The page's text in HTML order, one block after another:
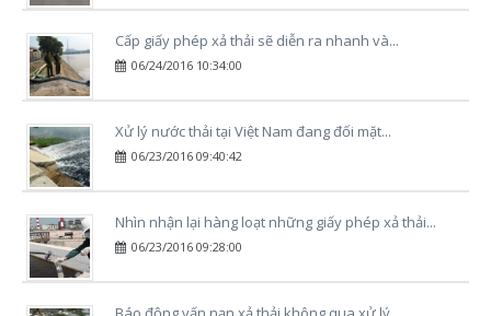
Cấp giấy phép xả thải sẽ diễn ra nhanh và...
06/24/2016 10:34:00
Xử lý nước thải tại Việt Nam đang đối mặt...
06/23/2016 09:40:42
Nhìn nhận lại hàng loạt những giấy phép xả thải...
06/23/2016 09:28:00